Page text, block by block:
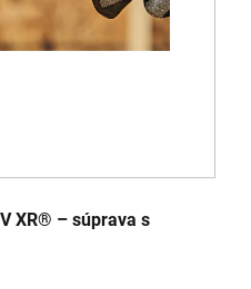
XR® – súprava s